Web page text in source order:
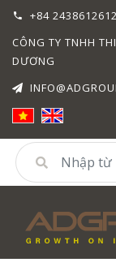
+84 2438612612
CÔNG TY TNHH
DƯƠNG